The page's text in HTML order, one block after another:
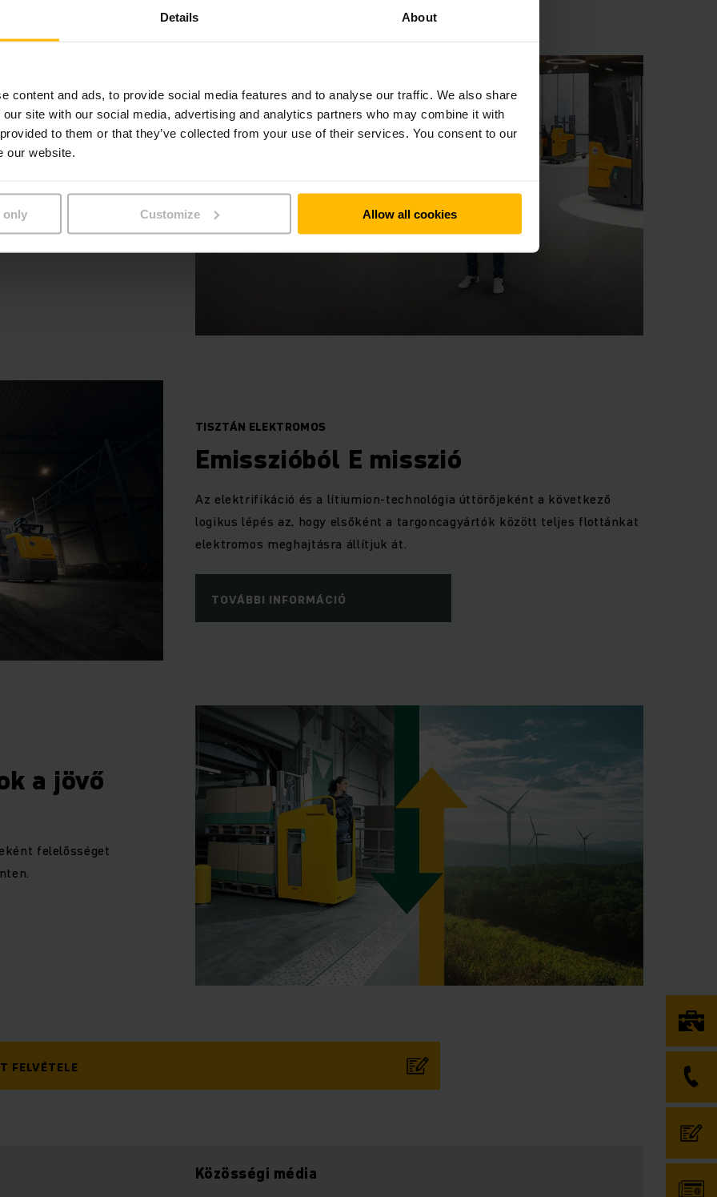
Details About
content and ads, to provide social media features and to analyse our traffic. We also share
site with our social media, advertising and analytics partners who may combine it with
to them or that they’ve collected from your use of their services. You consent to our
our website.
only Customize Allow all cookies
megkérdőjelezzük
intralogisztikai
raktárát még
Nézzük!
TISZTÁN ELEKTROMOS
Emisszióból E misszió
Az elektrifikáció és a lítiumion-technológia úttörőjeként a következő
logikus lépés az, hogy elsőként a targoncagyártók között teljes flottánkat
elektromos meghajtásra állítjuk át.
TOVÁBBI INFORMÁCIÓ
a jövő
felelősséget
FELVÉTELE
Közösségi média